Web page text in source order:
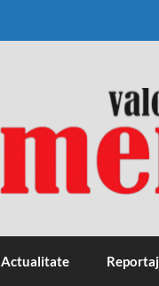
Actualitate Reportaj